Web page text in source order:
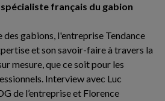
spécialiste français du gabion
des gabions, l'entreprise Tendance
et son savoir-faire à travers la
mesure, que ce soit pour les
Interview avec Luc
de l’entreprise et Florence